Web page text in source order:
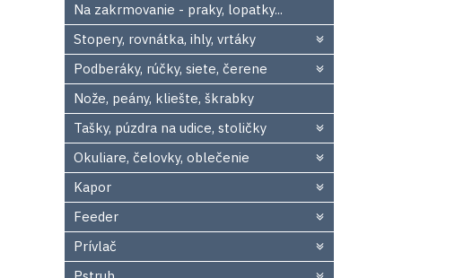
Na zakrmovanie - praky, lopatky...
Stopery, rovnátka, ihly, vrtáky
Podberáky, rúčky, siete, čerene
Nože, peány, kliešte, škrabky
Tašky, púzdra na udice, stoličky
Okuliare, čelovky, oblečenie
Kapor
Feeder
Prívlač